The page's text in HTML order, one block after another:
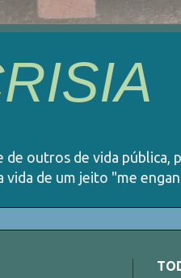
outros de vida pública,
de um jeito "me